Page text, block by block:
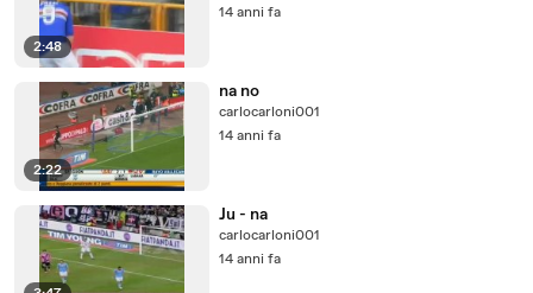
2:48
14 anni fa
2:22
na no
carlocarloni001
14 anni fa
Ju - na
carlocarloni001
14 anni fa